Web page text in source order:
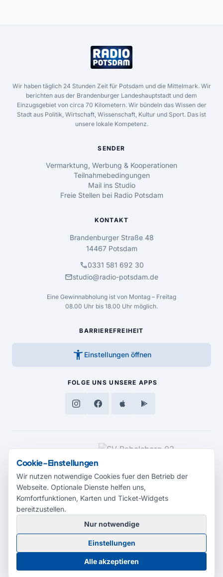
Wir haben täglich 24 Stunden Zeit für Potsdam und die Mittelmark. Wir
berichten aus der Brandenburger Landeshauptstadt und dem
Einzugsgebiet von circa 70 Kilometern. Wir bündeln das Wissen der
Stadt aus Politik, Wirtschaft, Wissenschaft, Kultur und Sport. Das ist
unsere lokale Kompetenz.
SENDER
Vermarktung, Werbung & Kooperationen
Teilnahmebedingungen
Mail ins Studio
Freie Stellen bei Radio Potsdam
KONTAKT
Brandenburger Straße 48
14467 Potsdam
call0331 581 692 30
mailstudio@radio-potsdam.de
Eine Gewinnabholung ist von Montag – Freitag
08.00 Uhr bis 18.00 Uhr möglich.
BARRIEREFREIHEIT
accessibility_new Einstellungen öffnen
FOLGE UNS UNSERE APPS
MEDIENPARTNER
© 2026 Radio Potsdam. Webseite entwickelt durch dieMedienagentur
Babelsberg
BarrierefreiheitserklärungAGBDatenschutzImpressum
Cookie-Einstellungen
Cookie-Einstellungen
Wir nutzen notwendige Cookies fuer den Betrieb der
Webseite. Optionale Dienste helfen uns,
Komfortfunktionen, Karten und Ticket-Widgets
bereitzustellen.
Nur notwendige
Einstellungen
Alle akzeptieren